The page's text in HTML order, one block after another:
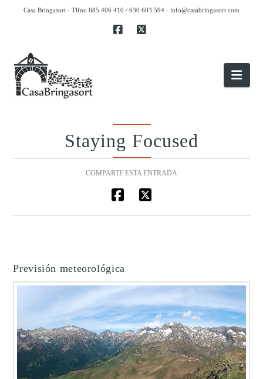
Casa Bringasort · Tlfno 685 406 410 / 630 603 594 · info@casabringasort.com
Staying Focused
COMPARTE ESTA ENTRADA
Previsión meteorológica